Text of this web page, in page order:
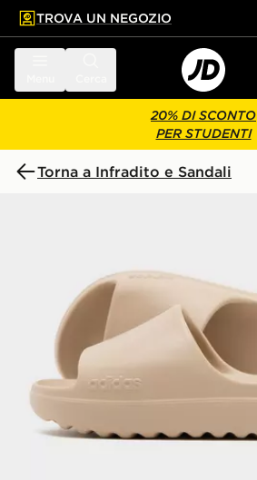
principale
a fondo pagina
TROVA UN NEGOZIO
20% DI SCONTO
PER STUDENTI
Torna a Infradito e Sandali